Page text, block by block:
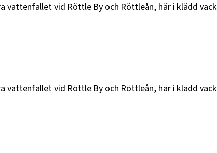
vattenfallet vid Röttle By och Röttleån, här i klädd
vattenfallet vid Röttle By och Röttleån, här i klädd